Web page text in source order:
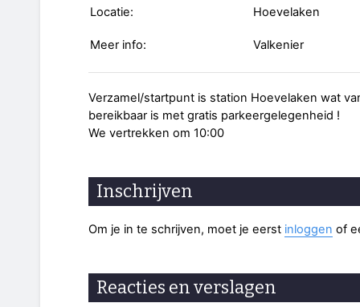
Locatie:
Hoevelaken
Meer info: Valkenier
Verzamel/startpunt is station Hoevelaken wat
bereikbaar is met gratis parkeergelegenheid !
We vertrekken om 10:00
Inschrijven
Om je in te schrijven, moet je eerst inloggen of
Reacties en verslagen